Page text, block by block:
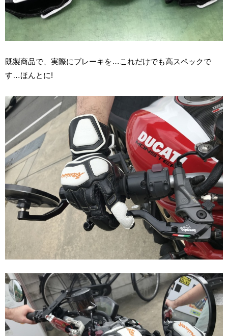
既製商品で、実際にブレーキを…これだけでも高スペックで
す…ほんとに!